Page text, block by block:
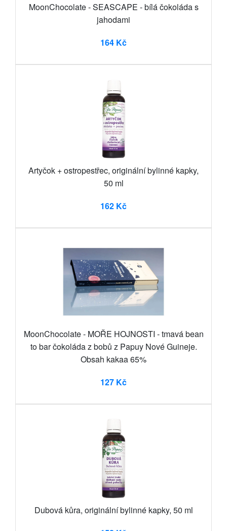
MoonChocolate - SEASCAPE - bílá čokoláda s
jahodami
164 Kč
Artyčok + ostropestřec, originální bylinné kapky,
50 ml
162 Kč
MoonChocolate - MOŘE HOJNOSTI - tmavá bean
to bar čokoláda z bobů z Papuy Nové Guineje.
Obsah kakaa 65%
127 Kč
Dubová kůra, originální bylinné kapky, 50 ml